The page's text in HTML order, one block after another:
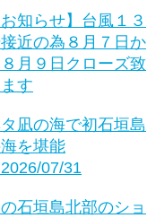
お知らせ】台風１３
近の為８月７日か
８月９日クローズ致
す
凪の海で初石垣島
を堪能
07/31
石垣島北部のショ